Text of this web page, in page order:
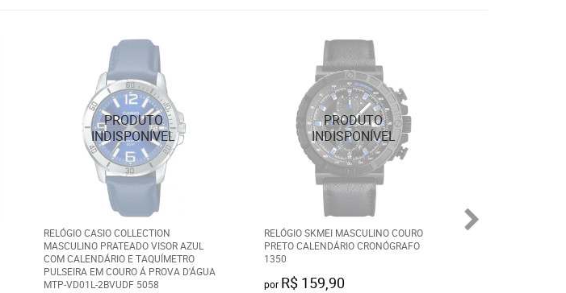
RELÓGIO CASIO COLLECTION
MASCULINO PRATEADO VISOR AZUL
COM CALENDÁRIO E TAQUÍMETRO
PULSEIRA EM COURO Á PROVA D'ÁGUA
MTP-VD01L-2BVUDF 5058
RELÓGIO SKMEI MASCULINO COURO
PRETO CALENDÁRIO CRONÓGRAFO
1350
por R$ 159,90